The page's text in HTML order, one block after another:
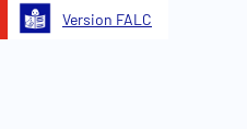
Version FALC